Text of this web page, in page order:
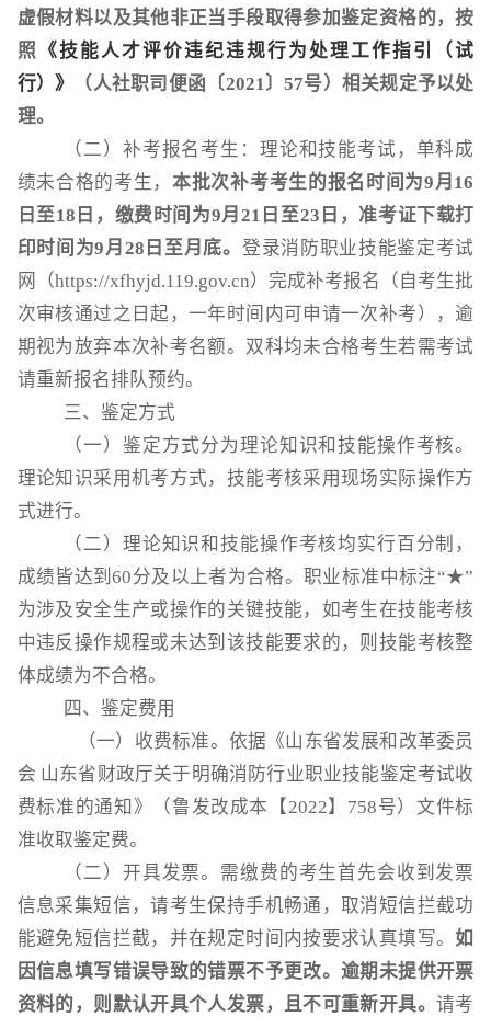
虚假材料以及其他非正当手段取得参加鉴定资格的，按
照
《技能人才评价违纪违规行为处理工作指引（试
行）》
（人社职司便函〔2021〕57号）相关规定予以处
理。
（二）补考报名考生：理论和技能考试，单科成
绩未合格的考生，本批次补考考生的报名时间为9月 16
日至18日，缴费时间为9月 21日至23日，准考证下载打
印时间为9月 28日至月底。 登录消防职业技能鉴定考试
网（https://xfhyjd.119.gov.cn）完成补考报名（自考生批
次审核通过之日起，一年时间内可申请一次补考），逾
期视为放弃本次补考名额。双科均未合格考生若需考试
请重新报名排队预约。
三、鉴定方式
（一）鉴定方式分为理论知识和技能操作考核。
理论知识采用机考方式，技能考核采用现场实际操作方
式进行。
（二）理论知识和技能操作考核均实行百分制，
成绩皆达到60分及以上者为合格。职业标准中标注“★”
为涉及安全生产或操作的关键技能，如考生在技能考核
中违反操作规程或未达到该技能要求的，则技能考核整
体成绩为不合格。
四、鉴定费用
（一）收费标准。依据《山东省发展和改革委员
会 山东省财政厅关于明确消防行业职业技能鉴定考试收
费标准的通知》（鲁发改成本【2022】758号）文件标
准收取鉴定费。
（二）开具发票。需缴费的考生首先会收到发票
信息采集短信，请考生保持手机畅通，取消短信拦截功
能避免短信拦截，并在规定时间内按要求认真填写。如
因信息填写错误导致的错票不予更改。逾期未提供开票
资料的，则默认开具个人发票，且不可重新开具。 请考